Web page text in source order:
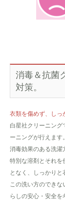
消毒＆抗菌
対策。
衣類を傷めず、しっ
白星社クリーニング
ーニングが行えます。
消毒効果のある洗濯
特別な溶剤とそれを
となく、しっかりと
この洗い方のできな
らしの安心・安全